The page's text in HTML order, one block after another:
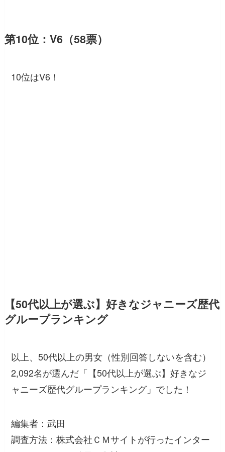
第10位：V6（58票）
10位はV6！
【50代以上が選ぶ】好きなジャニーズ歴代
グループランキング
以上、50代以上の男女（性別回答しないを含む）
2,092名が選んだ「【50代以上が選ぶ】好きなジ
ャニーズ歴代グループランキング」でした！
編集者：武田
調査方法：株式会社ＣＭサイトが行ったインター